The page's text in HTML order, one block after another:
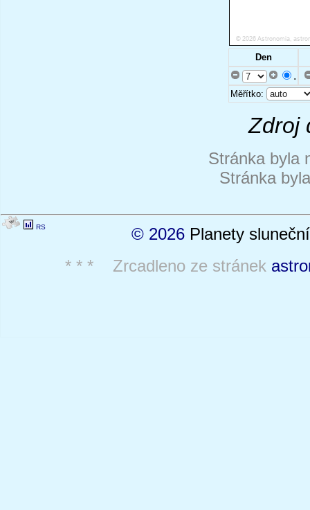
Den
.
Měřítko:
Zdroj
Stránka byla
Stránka
RS © 2026 Planety
* * * Zrcadleno ze stránek